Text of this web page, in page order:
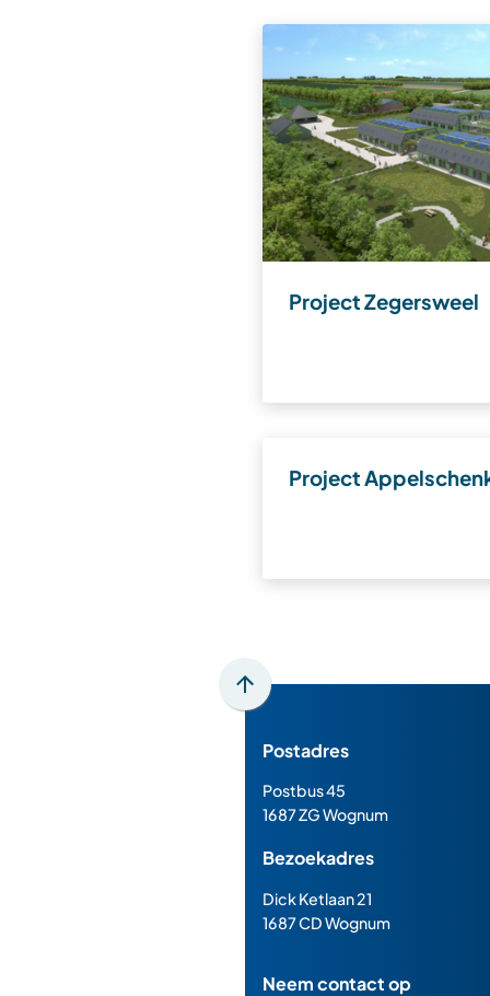
Project Zegersweel
Project
Scroll
boven
het
van
de
paginainhoud
Postadres
Postbus 45
1687 ZG Wognum
Bezoekadres
Dick Ketlaan 21
1687 CD Wognum
Neem contact op